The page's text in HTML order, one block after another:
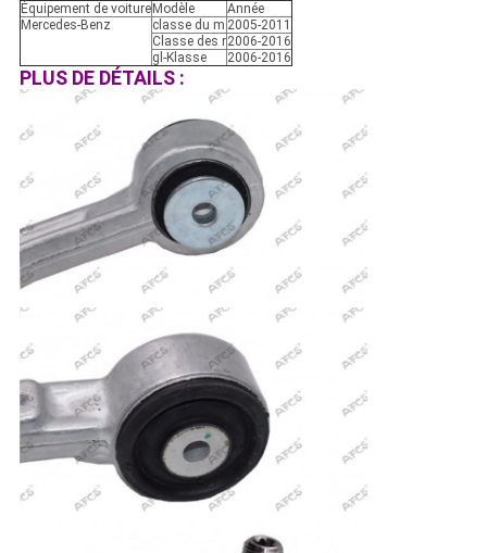
Équipement de voiture Modèle
Année
Mercedes-Benz
classe du m 2005-2011
Classe des r2006-2016
gl-Klasse
2006-2016
PLUS DE DÉTAILS :